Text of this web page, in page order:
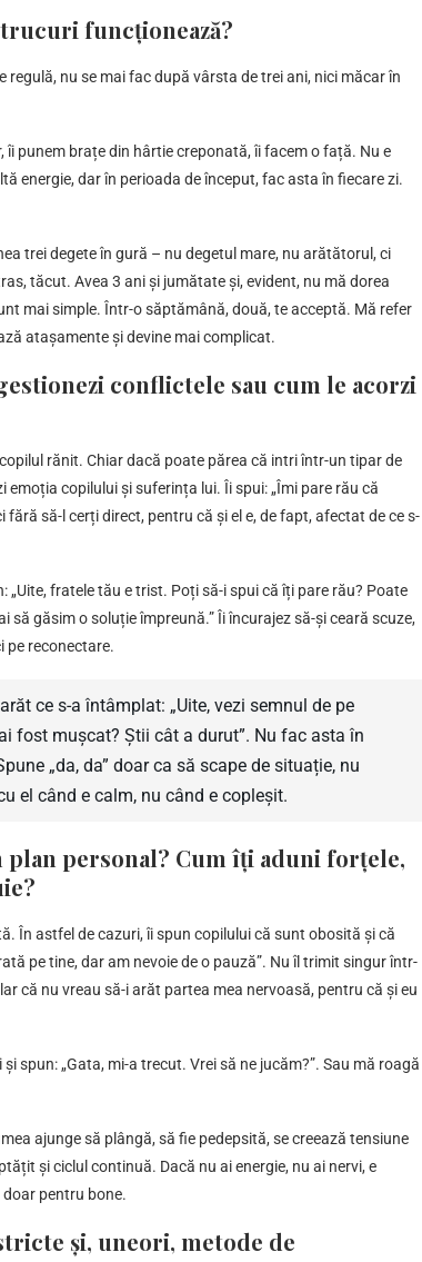
funcționează?
nu se mai fac după vârsta de trei ani, nici măcar în
îi punem brațe din hârtie creponată, îi facem o față. Nu e
energie, dar în perioada de început, fac asta în fiecare zi.
trei degete în gură – nu degetul mare, nu arătătorul, ci
tăcut. Avea 3 ani și jumătate și, evident, nu mă dorea
mai simple. Într-o săptămână, două, te acceptă. Mă refer
atașamente și devine mai complicat.
conflictele sau cum le acorzi
rănit. Chiar dacă poate părea că intri într-un tipar de
copilului și suferința lui. Îi spui: „Îmi pare rău că
să-l cerți direct, pentru că și el e, de fapt, afectat de ce s-
„Uite, fratele tău e trist. Poți să-i spui că îți pare rău? Poate
găsim o soluție împreună.” Îi încurajez să-și ceară scuze,
pe reconectare.
ce s-a întâmplat: „Uite, vezi semnul de pe
fost mușcat? Știi cât a durut”. Nu fac asta în
„da, da” doar ca să scape de situație, nu
el când e calm, nu când e copleșit.
plan personal? Cum îți aduni forțele,
În astfel de cazuri, îi spun copilului că sunt obosită și că
pe tine, dar am nevoie de o pauză”. Nu îl trimit singur într-
că nu vreau să-i arăt partea mea nervoasă, pentru că și eu
spun: „Gata, mi-a trecut. Vrei să ne jucăm?”. Sau mă roagă
ajunge să plângă, să fie pedepsită, se creează tensiune
și ciclul continuă. Dacă nu ai energie, nu ai nervi, e
pentru bone.
și, uneori, metode de